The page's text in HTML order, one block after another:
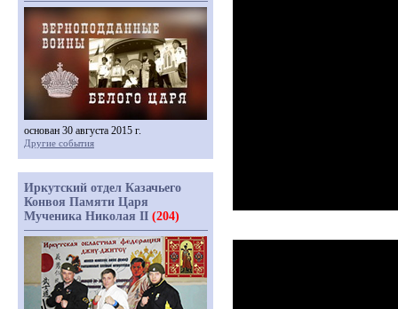
основан 30 августа 2015 г.
Другие события
Иркутский отдел Казачьего
Конвоя Памяти Царя
Мученика Николая II (204)